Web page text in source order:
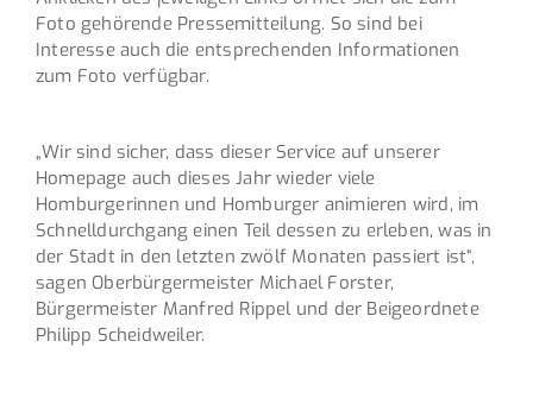
Foto gehörende Pressemitteilung. So sind bei
Interesse auch die entsprechenden Informationen
zum Foto verfügbar.
„Wir sind sicher, dass dieser Service auf unserer
Homepage auch dieses Jahr wieder viele
Homburgerinnen und Homburger animieren wird, im
Schnelldurchgang einen Teil dessen zu erleben, was in
der Stadt in den letzten zwölf Monaten passiert ist“,
sagen Oberbürgermeister Michael Forster,
Bürgermeister Manfred Rippel und der Beigeordnete
Philipp Scheidweiler.